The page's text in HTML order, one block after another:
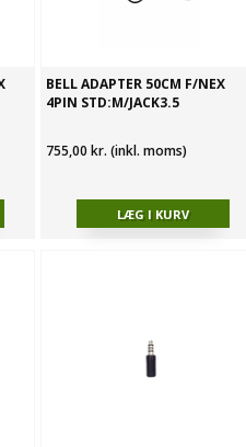
BELL ADAPTER 50CM F/NEX
4PIN STD:M/JACK3.5
755,00 kr. (inkl. moms)